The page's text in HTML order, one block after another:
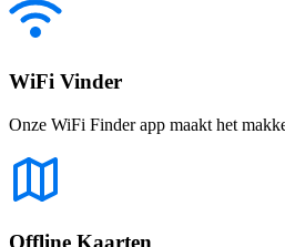
WiFi Vinder
Onze WiFi Finder app maakt het
Offline Kaarten